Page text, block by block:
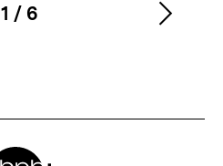
Karussellinhalt
1
von
/ 6